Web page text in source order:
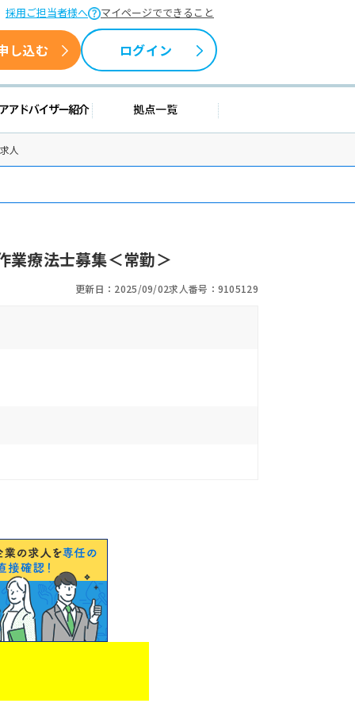
採用ご担当者様へ マイページでできること
し込む ログイン
情報 キャリアアドバイザー紹介拠点一覧
人
療法士募集＜常勤＞
更新日：2025/09/02求人番号：9105129